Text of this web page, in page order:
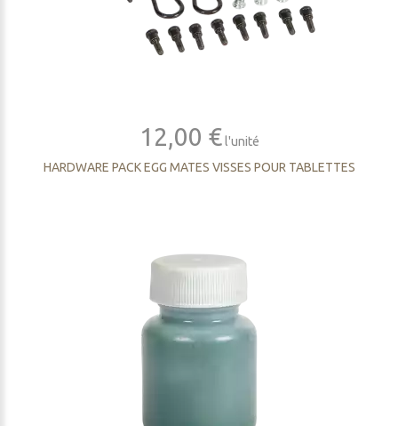
12,00 € l'unité
HARDWARE PACK EGG MATES VISSES POUR TABLETTES